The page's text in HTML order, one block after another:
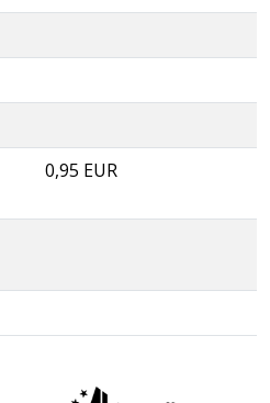
0,95 EUR